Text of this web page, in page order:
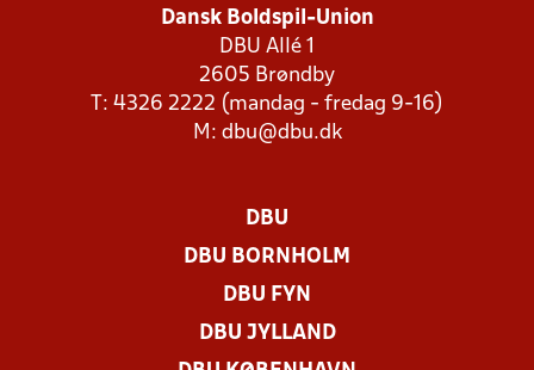
Dansk Boldspil-Union
DBU Allé 1
2605 Brøndby
T: 4326 2222 (mandag - fredag 9-16)
M: dbu@dbu.dk
DBU
DBU BORNHOLM
DBU FYN
DBU JYLLAND